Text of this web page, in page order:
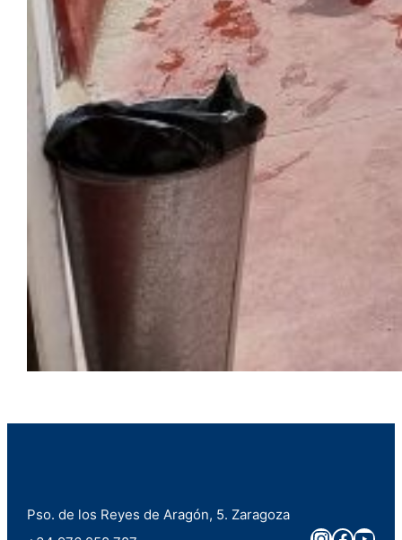
Pso. de los Reyes de Aragón, 5. Zaragoza